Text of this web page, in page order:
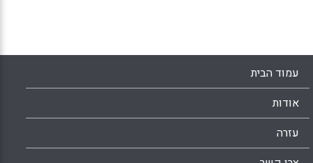
הזמן והמרחב. במסגרת ההרצאה ננסה להמשיך
הלאה ולטפל בסוגיות של זהות ותהליכי ייצוג
אישיים וקבוצתיים בקהילת מעשה וירטואלית
זאת לצד הצגת סיפורי מקרה, ו- Best Practices
(אריאל מוסק)
עמוד הבית
אודות
עזרה